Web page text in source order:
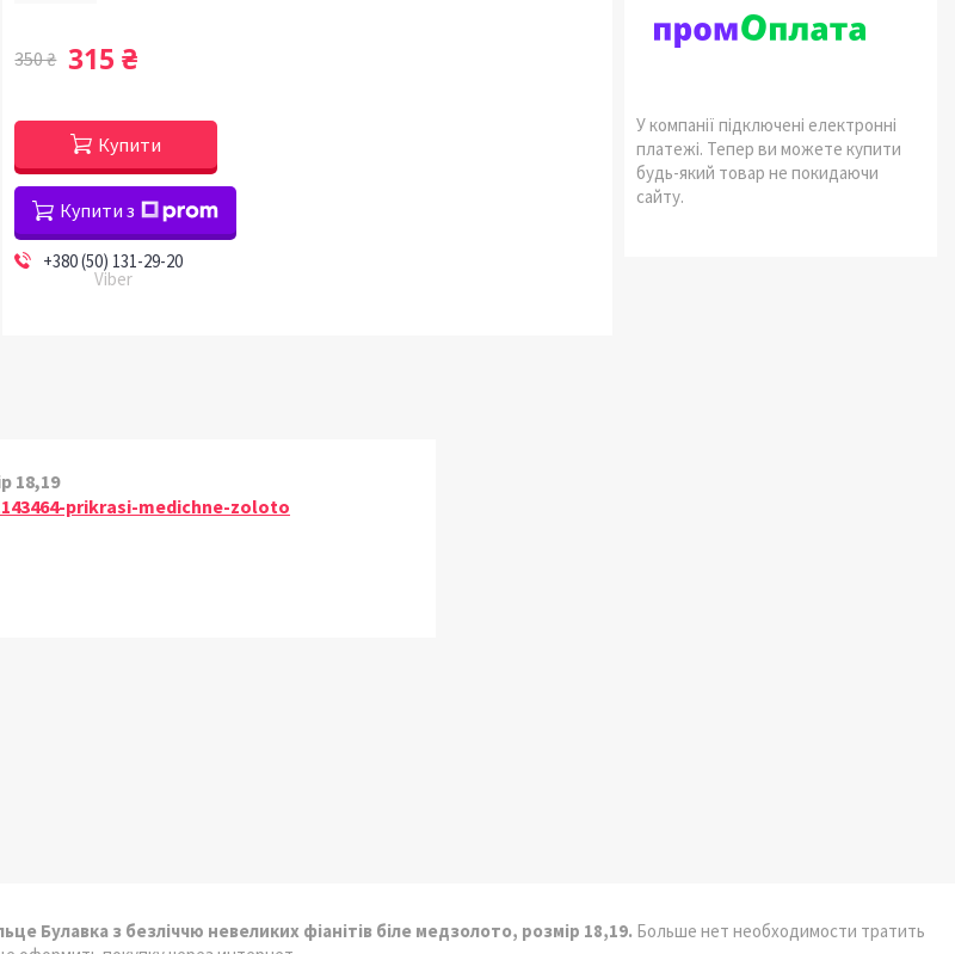
350 ₴ 315 ₴
Купити
Купити з
+380 (50) 131-29-20
Viber
У компанії підключені електронні
платежі. Тепер ви можете купити
будь-який товар не покидаючи
сайту.
18,19
prikrasi-medichne-zoloto
Булавка з безліччю невеликих фіанітів біле медзолото, розмір 18,19. Больше нет необходимости тратить